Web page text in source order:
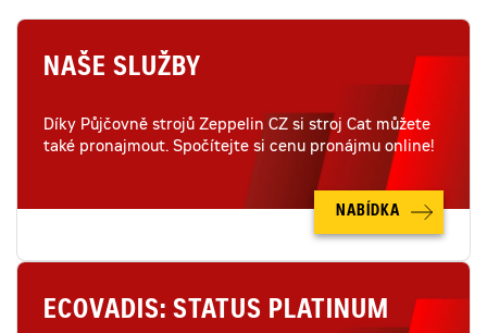
NAŠE SLUŽBY
Díky Půjčovně strojů Zeppelin CZ si stroj Cat můžete
také pronajmout. Spočítejte si cenu pronájmu online!
NABÍDKA
ECOVADIS: STATUS PLATINUM